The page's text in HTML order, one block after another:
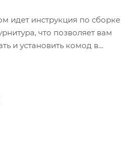
идет инструкция по сборке
что позволяет вам
и установить комод в